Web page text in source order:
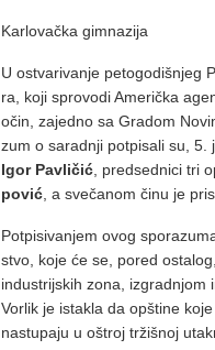
Karlovačka gimnazija
U ostva­ri­va­nje pe­to­go­di­šnjeg
ra, ko­ji spro­vo­di Ame­rič­ka
o­čin, za­jed­no sa Gra­dom
zum o sa­rad­nji pot­pi­sa­li su, 5.
Igor Pa­vli­čić , pred­sed­ni­ci tri
po­vić , a sve­ča­nom či­nu je
Pot­pi­si­va­njem ovog
stvo, ko­je će se, po­red
in­du­strij­skih zo­na,
Vor­lik je is­ta­kla da op­šti­ne
na­stu­pa­ju u oštroj tr­ži­šnoj